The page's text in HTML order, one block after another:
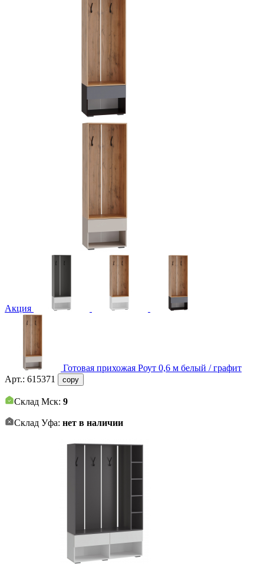
Акция
Готовая прихожая Роут 0,6 м белый / графит
Арт.: 615371 copy
Склад Мск: 9
Склад Уфа: нет в наличии